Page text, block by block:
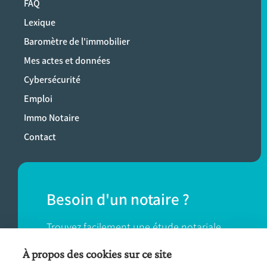
FAQ
Lexique
Baromètre de l'immobilier
Mes actes et données
Cybersécurité
Emploi
Immo Notaire
Contact
Besoin d'un notaire ?
Trouvez facilement une étude notariale
près de chez vous.
À propos des cookies sur ce site